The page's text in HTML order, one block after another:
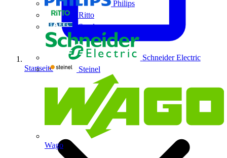
Philips
Ritto
Sarel
Schneider Electric
Steinel
Wago
Startseite